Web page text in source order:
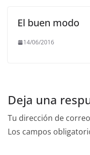
El buen modo
14/06/2016
Deja una
Tu dirección de
Los campos